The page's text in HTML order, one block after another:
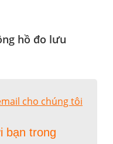
hồ đo lưu
cho chúng tôi
bạn trong